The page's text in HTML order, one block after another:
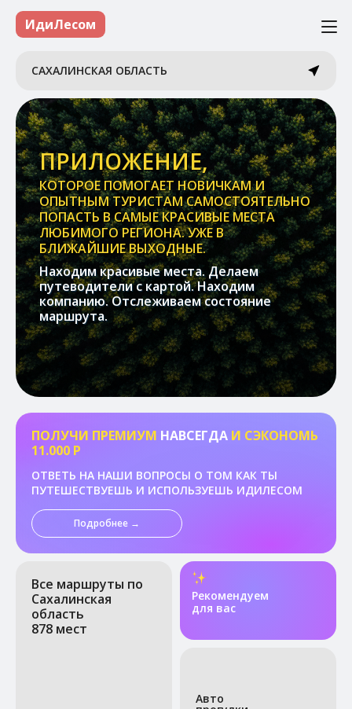
ИдиЛесом
САХАЛИНСКАЯ ОБЛАСТЬ
ПРИЛОЖЕНИЕ,
КОТОРОЕ ПОМОГАЕТ НОВИЧКАМ И
ОПЫТНЫМ ТУРИСТАМ САМОСТОЯТЕЛЬНО
ПОПАСТЬ В САМЫЕ КРАСИВЫЕ МЕСТА
ЛЮБИМОГО РЕГИОНА. УЖЕ В
БЛИЖАЙШИЕ ВЫХОДНЫЕ.
Находим красивые места. Делаем
путеводители с картой. Находим
компанию. Отслеживаем состояние
маршрута.
ПОЛУЧИ ПРЕМИУМ НАВСЕГДА И СЭКОНОМЬ
11.000 Р
ОТВЕТЬ НА НАШИ ВОПРОСЫ О ТОМ КАК ТЫ
ПУТЕШЕСТВУЕШЬ И ИСПОЛЬЗУЕШЬ ИДИЛЕСОМ
Подробнее →
Все маршруты по
Сахалинская
область
878 мест
Рекомендуем
для вас
Авто